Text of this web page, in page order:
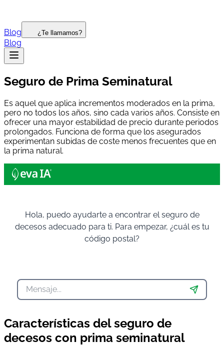
Blog ¿Te llamamos?
Blog
Seguro de Prima Seminatural
Es aquel que aplica incrementos moderados en la prima,
pero no todos los años, sino cada varios años. Consiste en
ofrecer una mayor estabilidad de precio durante periodos
prolongados. Funciona de forma que los asegurados
experimentan subidas de coste menos frecuentes que en
la prima natural.
Hola, puedo ayudarte a encontrar el seguro de
decesos adecuado para ti. Para empezar, ¿cuál es tu
código postal?
Características del seguro de
decesos con prima seminatural